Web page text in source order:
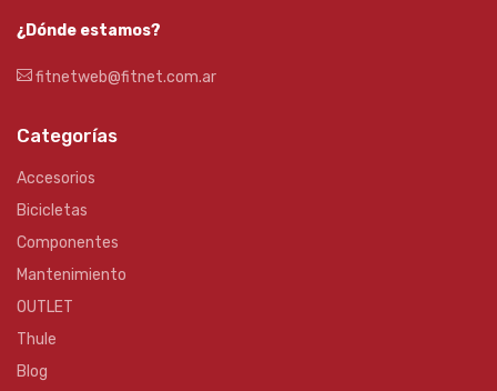
¿Dónde estamos?
fitnetweb@fitnet.com.ar
Categorías
Accesorios
Bicicletas
Componentes
Mantenimiento
OUTLET
Thule
Blog